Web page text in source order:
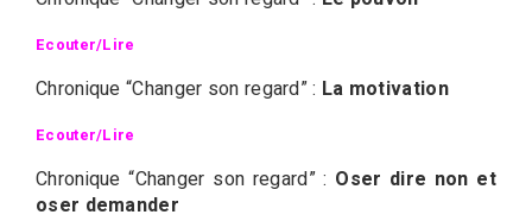
Ecouter/Lire
Chronique “Changer son regard” : La motivation
Ecouter/Lire
Chronique “Changer son regard” : Oser dire non et
oser demander